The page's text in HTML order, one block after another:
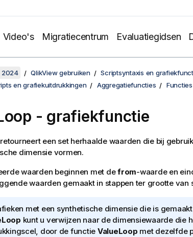
Video's Migratiecentrum Evaluatiegidsen
2024 QlikView gebruiken
Scriptsyntaxis en
en grafiekuitdrukkingen
Aggregatiefuncties
- grafiekfunctie
retourneert een set herhaalde waarden die bij
dimensie vormen.
waarden beginnen met defrom-waarde en
waarden gemaakt in stappen ter grootte van
met een synthetische dimensie die is
kunt u verwijzen naar de dimensiewaarde die
door de functie ValueLoop met dezelfde